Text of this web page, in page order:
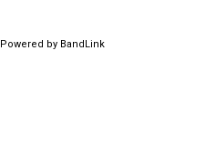
Powered by BandLink